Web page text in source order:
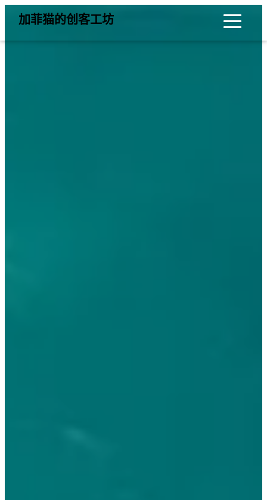
加菲猫的创客工坊